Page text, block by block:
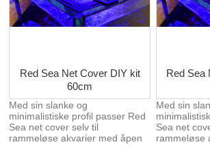
Red Sea Net Cover DIY kit
60cm
Med sin slanke og
minimalistiske profil passer Red
Sea net cover selv til
rammeløse akvarier med åpen
Red Sea
Med sin
Sea net
rammeløse